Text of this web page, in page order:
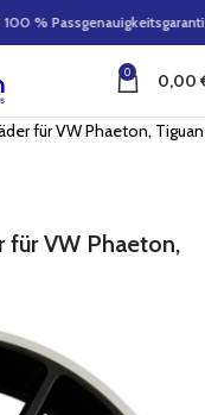
% Passgenauigkeitsgarantie
0 0,00
für VW Phaeton, Tiguan
für VW Phaeton,